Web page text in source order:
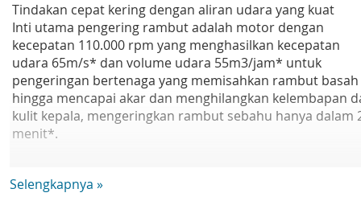
Tindakan cepat kering dengan aliran udara yang kuat
Inti utama pengering rambut adalah motor dengan
kecepatan 110.000 rpm yang menghasilkan kecepatan
udara 65m/s* dan volume udara 55m3/jam* untuk
pengeringan bertenaga yang memisahkan rambut basah
hingga mencapai akar dan menghilangkan kelembapan
kulit kepala, mengeringkan rambut sebahu hanya dalam
menit*.
Melepaskan ion negatif emas konsentrasi tinggi,
Selengkapnya »